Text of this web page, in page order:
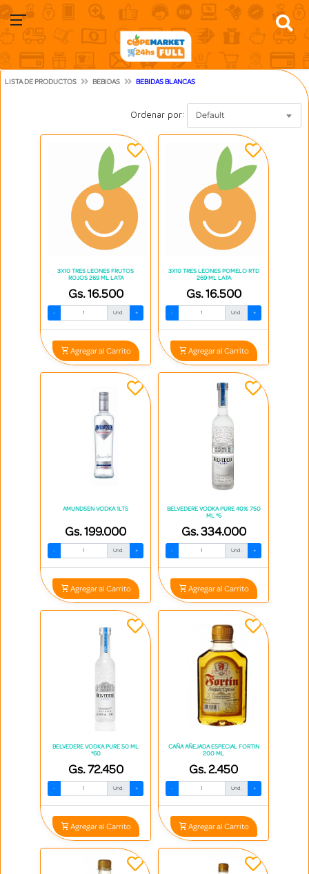
LISTA DE PRODUCTOS BEBIDAS BEBIDAS BLANCAS
Ordenar por: Default
3X10 TRES LEONES FRUTOS
ROJOS 269 ML LATA
Gs. 16.500
- Und. +
Agregar al Carrito
3X10 TRES LEONES POMELO RTD
269 ML LATA
Gs. 16.500
- Und. +
Agregar al Carrito
AMUNDSEN VODKA 1LTS
Gs. 199.000
- Und. +
Agregar al Carrito
BELVEDERE VODKA PURE 40% 750
ML *6
Gs. 334.000
- Und. +
Agregar al Carrito
BELVEDERE VODKA PURE 50 ML
*60
Gs. 72.450
- Und. +
Agregar al Carrito
CAÑA AÑEJADA ESPECIAL FORTIN
200 ML
Gs. 2.450
- Und. +
Agregar al Carrito